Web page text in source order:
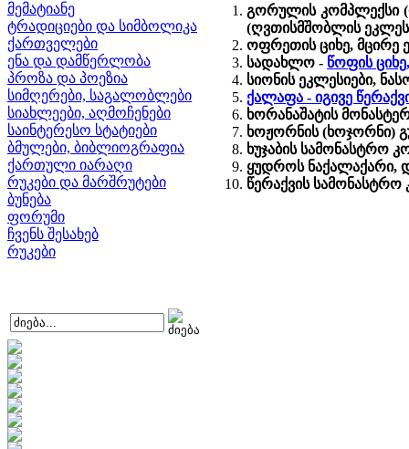
მემატიანე
ტრადიციები და სიმბოლიკა
ქართველები
ენა და დამწერლობა
პროზა და პოეზია
სიმღერები, საგალობლები
სიახლეები, აღმოჩენები
საინტერესო სტატიები
ბმულები, ბიბლიოგრაფია
ქართული იარაღი
რუკები და მარშრუტები
ბუნება
ფორუმი
ჩვენს შესახებ
რუკები
გორულის კომპლექსი
(ღვთისმშობლის
ოფრეთის ციხე, მცირე
სადახლო - წოფის
სიონის ეკლესიები,
ქალაფა - იგივე
ხორანაშატის
ხოჟორნის (ხოჯორნი)
ხუჯაბის სამონასტრო
ყუდროს ნაქალაქარი,
წერაქვის სამონასტრო